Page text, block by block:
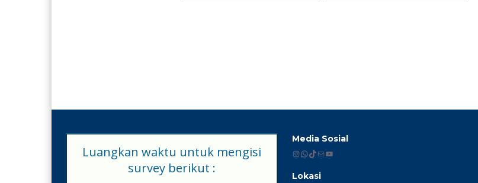
Luangkan waktu untuk mengisi
survey berikut :
Media Sosial
Instagram
WhatsApp
TikTok
MailYouTube
Lokasi